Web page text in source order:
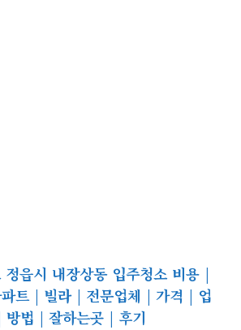
정읍시 내장상동 입주청소 비용 |
트 | 빌라 | 전문업체 | 가격 | 업
방법 | 잘하는곳 | 후기